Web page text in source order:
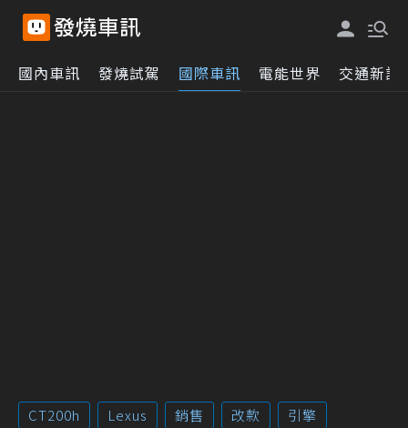
國內車訊 發燒試駕 國際車訊 電能世界 交通新訊
CT200h Lexus 銷售 改款 引擎